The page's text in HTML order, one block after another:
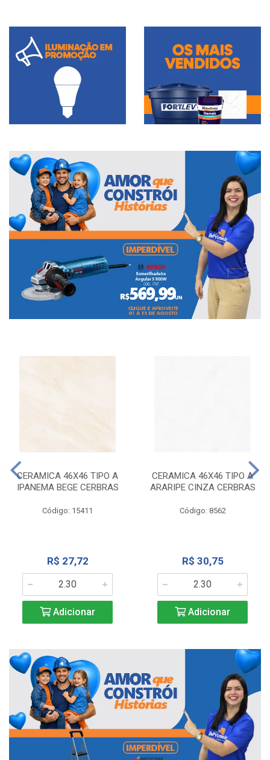
CERAMICA 46X46 TIPO A
IPANEMA BEGE CERBRAS
Código: 15411
R$ 27,72
Adicionar
CERAMICA 46X46 TIPO A
ARARIPE CINZA CERBRAS
Código: 8562
R$ 30,75
Adicionar